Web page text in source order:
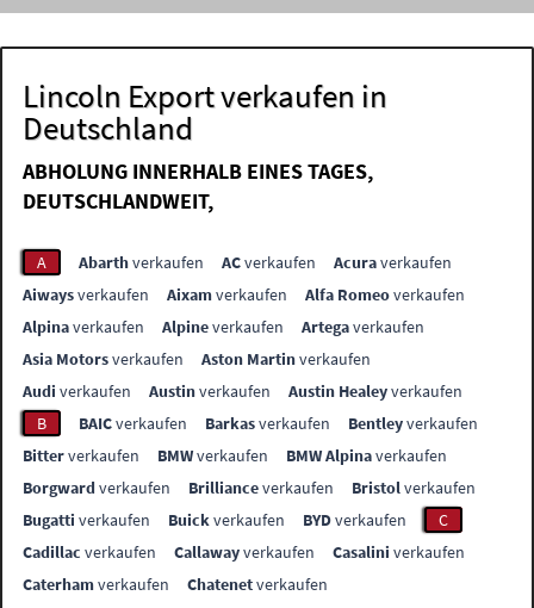
Lincoln Export verkaufen in
Deutschland
ABHOLUNG INNERHALB EINES TAGES,
DEUTSCHLANDWEIT,
A Abarthverkaufen ACverkaufen Acuraverkaufen
Aiwaysverkaufen Aixamverkaufen Alfa Romeoverkaufen
Alpinaverkaufen Alpineverkaufen Artegaverkaufen
Asia Motorsverkaufen Aston Martinverkaufen
Audi verkaufen Austinverkaufen Austin Healeyverkaufen
B
BAICverkaufen Barkasverkaufen Bentleyverkaufen
Bitterverkaufen BMWverkaufen BMW Alpinaverkaufen
Borgwardverkaufen Brillianceverkaufen Bristolverkaufen
Bugatti verkaufen Buickverkaufen BYDverkaufen
C
Cadillac verkaufen Callawayverkaufen Casalini verkaufen
Caterhamverkaufen Chatenetverkaufen